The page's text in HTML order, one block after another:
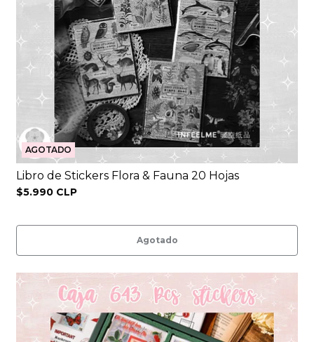
AGOTADO
Libro de Stickers Flora & Fauna 20 Hojas
$5.990 CLP
Agotado